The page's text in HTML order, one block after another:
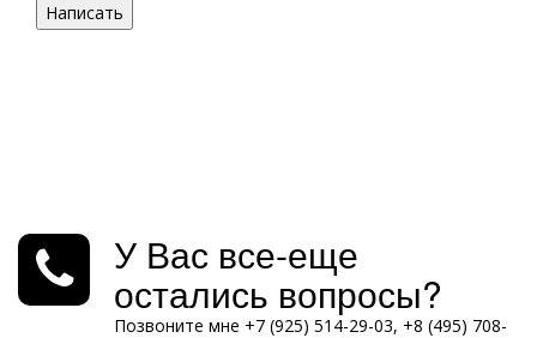
Написать
У Вас все-еще
остались вопросы?
Позвоните мне +7 (925) 514-29-03, +8 (495) 708-